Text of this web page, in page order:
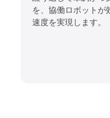
を、協働ロボットが
速度を実現します。